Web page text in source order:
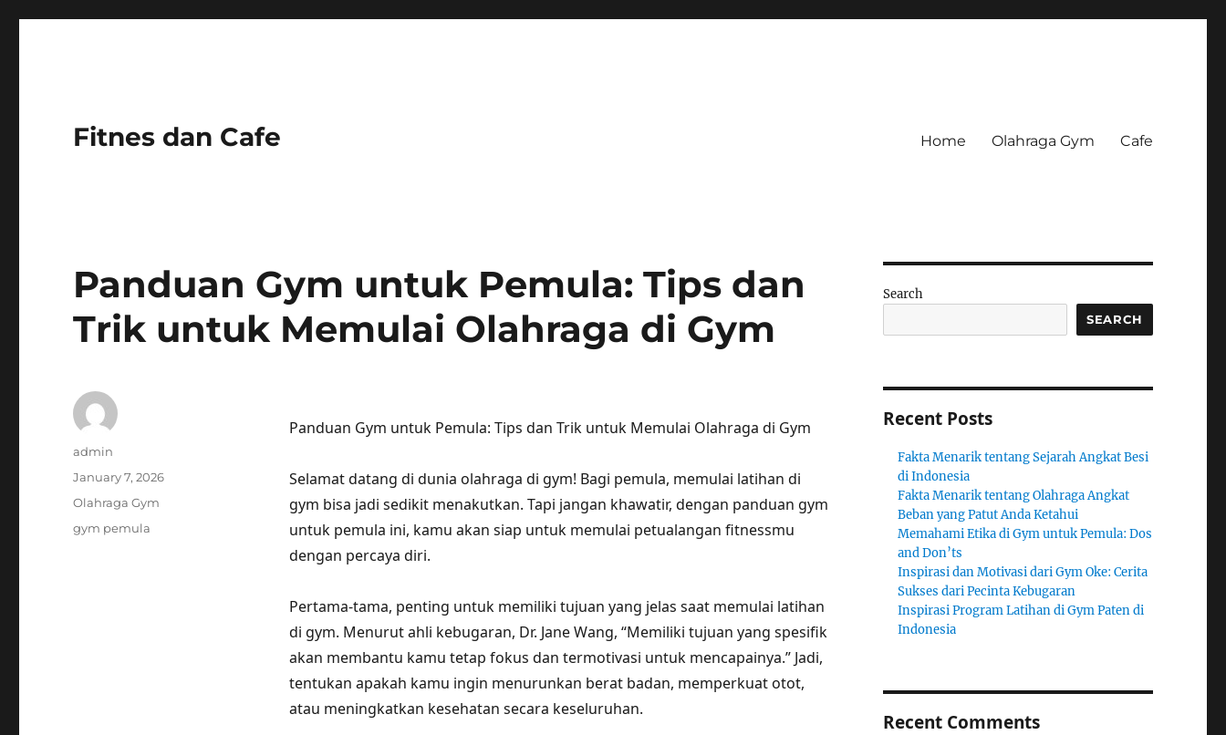
Fitnes dan Cafe Home Olahraga Gym Cafe
Panduan Gym untuk Pemula: Tips dan
Trik untuk Memulai Olahraga di Gym
Panduan Gym untuk Pemula: Tips dan Trik untuk Memulai Olahraga di Gym
Selamat datang di dunia olahraga di gym! Bagi pemula, memulai latihan di
gym bisa jadi sedikit menakutkan. Tapi jangan khawatir, dengan panduan gym
untuk pemula ini, kamu akan siap untuk memulai petualangan fitnessmu
dengan percaya diri.
Pertama-tama, penting untuk memiliki tujuan yang jelas saat memulai latihan
di gym. Menurut ahli kebugaran, Dr. Jane Wang, “Memiliki tujuan yang spesifik
akan membantu kamu tetap fokus dan termotivasi untuk mencapainya.” Jadi,
tentukan apakah kamu ingin menurunkan berat badan, memperkuat otot,
atau meningkatkan kesehatan secara keseluruhan.
Author
admin
Posted
on
January 7, 2026
Categories
Olahraga Gym
Tags
gym pemula
Search
SEARCH
Recent Posts
Fakta Menarik tentang Sejarah Angkat Besi
di Indonesia
Fakta Menarik tentang Olahraga Angkat
Beban yang Patut Anda Ketahui
Memahami Etika di Gym untuk Pemula: Dos
and Don’ts
Inspirasi dan Motivasi dari Gym Oke: Cerita
Sukses dari Pecinta Kebugaran
Inspirasi Program Latihan di Gym Paten di
Indonesia
Recent Comments